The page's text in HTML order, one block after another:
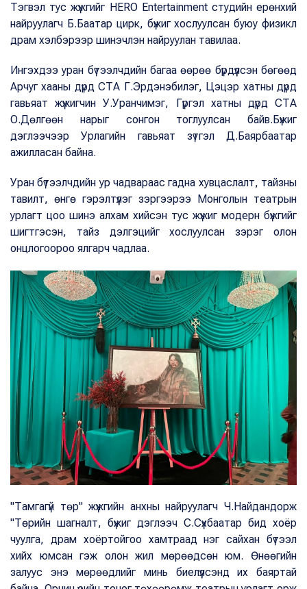
Тэгвэл тус жүжгийг HERO Entertainment студийн ерөнхий
найруулагч Б.Баатар цирк, бүжиг хослуулсан буюу физикл
драм хэлбэрээр шинэчлэн найруулан тавилаа.
Ингэхдээ уран бүтээлчдийн багаа өөрөө бүрдүүлсэн бөгөөд
Арчуг хааны дүрд СТА Г.Эрдэнэбилэг, Цэцэр хатны дүрд
гавьяат жүжигчин У.Уранчимэг, Гүргэл хатны дүрд СТА
О.Дөлгөөн нарыг сонгон тоглуулсан байв.Бүжиг
дэглээчээр Урлагийн гавьяат зүтгэл Д.Баярбаатар
ажилласан байна.
Уран бүтээлчдийн ур чадвараас гадна хувцаслалт, тайзны
тавилт, өнгө гэрэлтүүлэг зэргээрээ Монголын театрын
урлагт цоо шинэ алхам хийсэн тус жүжиг модерн бүжгийг
шигтгэсэн, тайз дэлгэцийг хослуулсан зэрэг олон
онцлогоороо ялгарч чадлаа.
"Тамгагүй төр" жүжгийн анхны найруулагч Ч.Найдандорж
"Төрийн шагналт, бүжиг дэглээч С.Сүхбаатар бид хоёр
чуулга, драм хоёртойгоо хамтраад нэг сайхан бүтээл
хийх юмсан гэж олон жил мөрөөдсөн юм. Өнөөгийн
залуус энэ мөрөөдлийг минь биелүүлсэнд их баяртай